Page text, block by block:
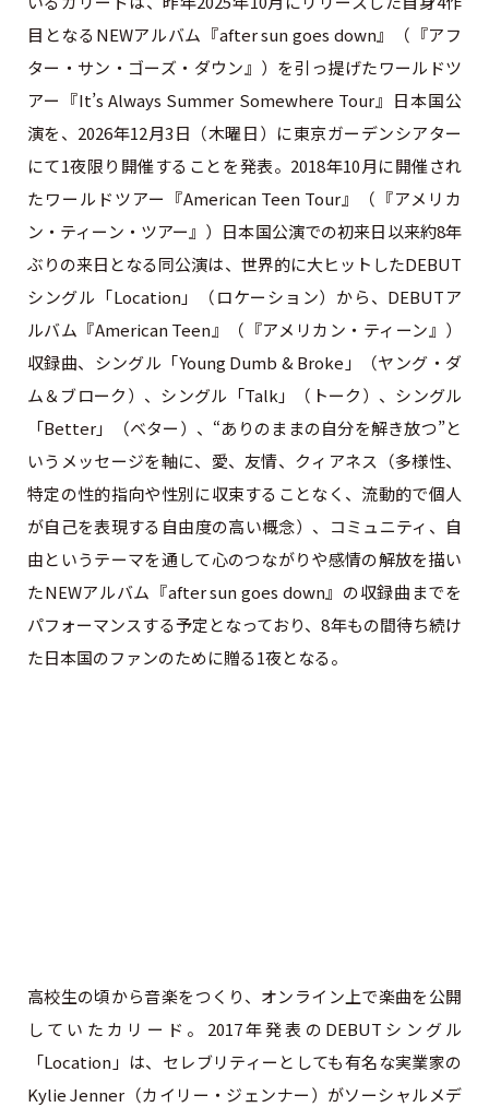
目となるNEWアルバム『after sun goes down』（『アフ
ター・サン・ゴーズ・ダウン』）を引っ提げたワールドツ
アー『It’s Always Summer Somewhere Tour』日本国公
演を、2026年12月3日（木曜日）に東京ガーデンシアター
にて1夜限り開催することを発表。2018年10月に開催され
たワールドツアー『American Teen Tour』（『アメリカ
ン・ティーン・ツアー』）日本国公演での初来日以来約8年
ぶりの来日となる同公演は、世界的に大ヒットしたDEBUT
シングル「Location」（ロケーション）から、DEBUTア
ルバム『American Teen』（『アメリカン・ティーン』）
収録曲、シングル「Young Dumb & Broke」（ヤング・ダ
ム＆ブローク）、シングル「Talk」（トーク）、シングル
「Better」（ベター）、“ありのままの自分を解き放つ”と
いうメッセージを軸に、愛、友情、クィアネス（多様性、
特定の性的指向や性別に収束することなく、流動的で個人
が自己を表現する自由度の高い概念）、コミュニティ、自
由というテーマを通して心のつながりや感情の解放を描い
たNEWアルバム『after sun goes down』の収録曲までを
パフォーマンスする予定となっており、8年もの間待ち続け
た日本国のファンのために贈る1夜となる。
高校生の頃から音楽をつくり、オンライン上で楽曲を公開
していたカリード。2017年発表のDEBUTシングル
「Location」は、セレブリティーとしても有名な実業家の
Kylie Jenner（カイリー・ジェンナー）がソーシャルメデ